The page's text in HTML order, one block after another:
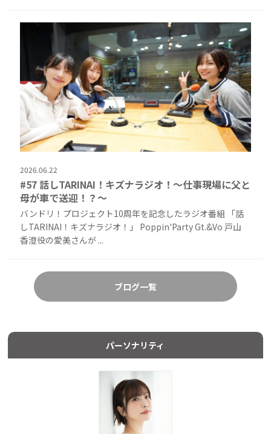
2026.06.22
#57 話しTARINAI！キズナラジオ！〜仕事現場に父と
母が車で送迎！？〜
バンドリ！プロジェクト10周年を記念したラジオ番組 「話
しTARINAI！キズナラジオ！」 Poppin'Party Gt.&Vo 戸山
香澄役の愛美さんが ...
ブログ一覧
パーソナリティ